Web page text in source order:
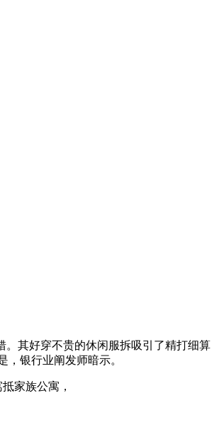
。其好穿不贵的休闲服拆吸引了精打细算
银行业阐发师暗示。
家族公寓，